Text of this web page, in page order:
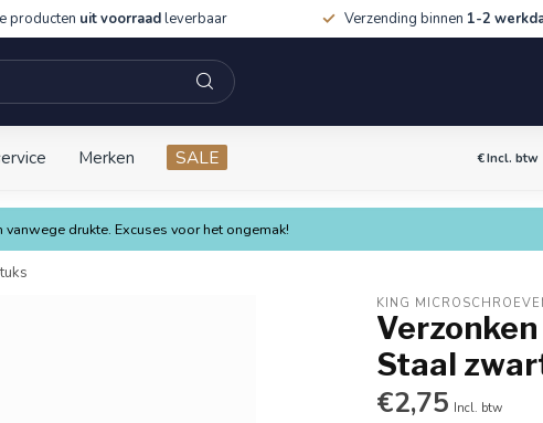
producten uit voorraadleverbaar Verzending binnen 1-2
Merken SALE €Incl. btw
drukte. Excuses voor het ongemak!
KING
Staal
€2,75 Incl. btw